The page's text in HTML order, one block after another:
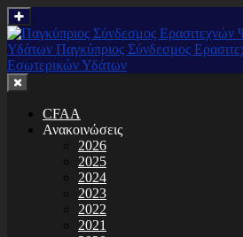
CFAA
Ανακοινώσεις
2026
2025
2024
2023
2022
2021